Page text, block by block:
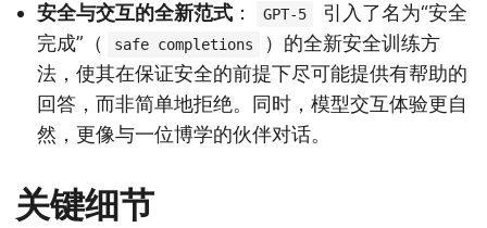
安全与交互的全新范式 ： GPT-5
引入了名为“安全
完成”（
safe completions
）的全新安全训练方
法，使其在保证安全的前提下尽可能提供有帮助的
回答，而非简单地拒绝。同时，模型交互体验更自
然，更像与一位博学的伙伴对话。
关键细节